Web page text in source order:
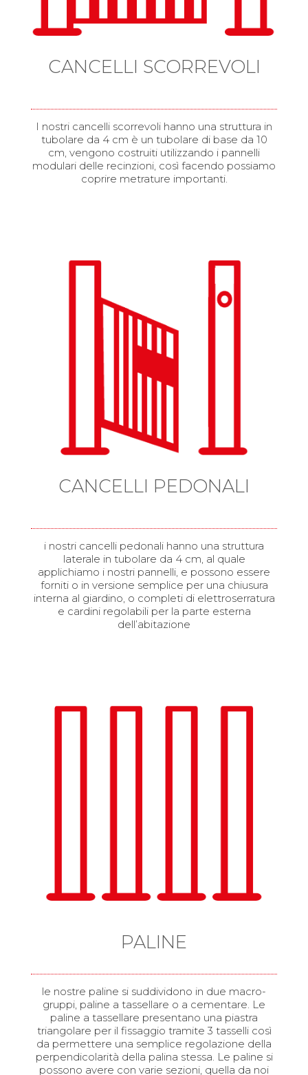
CANCELLI SCORREVOLI
I nostri cancelli scorrevoli hanno una struttura in
tubolare da 4 cm è un tubolare di base da 10
cm, vengono costruiti utilizzando i pannelli
modulari delle recinzioni, così facendo possiamo
coprire metrature importanti.
CANCELLI PEDONALI
i nostri cancelli pedonali hanno una struttura
laterale in tubolare da 4 cm, al quale
applichiamo i nostri pannelli, e possono essere
forniti o in versione semplice per una chiusura
interna al giardino, o completi di elettroserratura
e cardini regolabili per la parte esterna
dell’abitazione
PALINE
le nostre paline si suddividono in due macro-
gruppi, paline a tassellare o a cementare. Le
paline a tassellare presentano una piastra
triangolare per il fissaggio tramite 3 tasselli così
da permettere una semplice regolazione della
perpendicolarità della palina stessa. Le paline si
possono avere con varie sezioni, quella da noi